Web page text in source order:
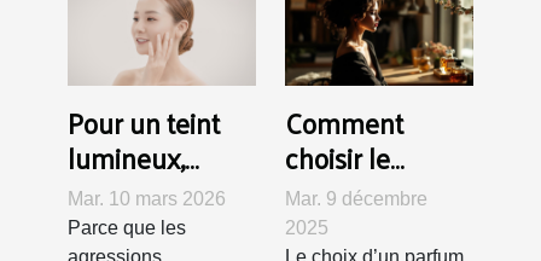
Pour un teint
lumineux,
optez pour les
ampoules
Mar. 10 mars 2026
Parce que les
agressions
Comment
choisir le
parfum qui
valorise le
Mar. 9 décembre
2025
Le choix d’un parfum